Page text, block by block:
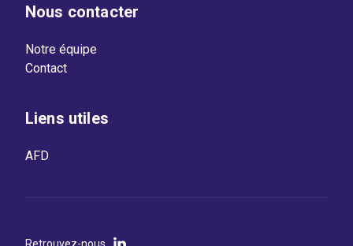
Nous contacter
Notre équipe
Contact
Liens utiles
AFD